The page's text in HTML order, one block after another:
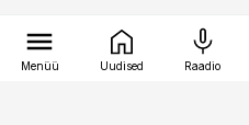
Menüü Uudised Raadio